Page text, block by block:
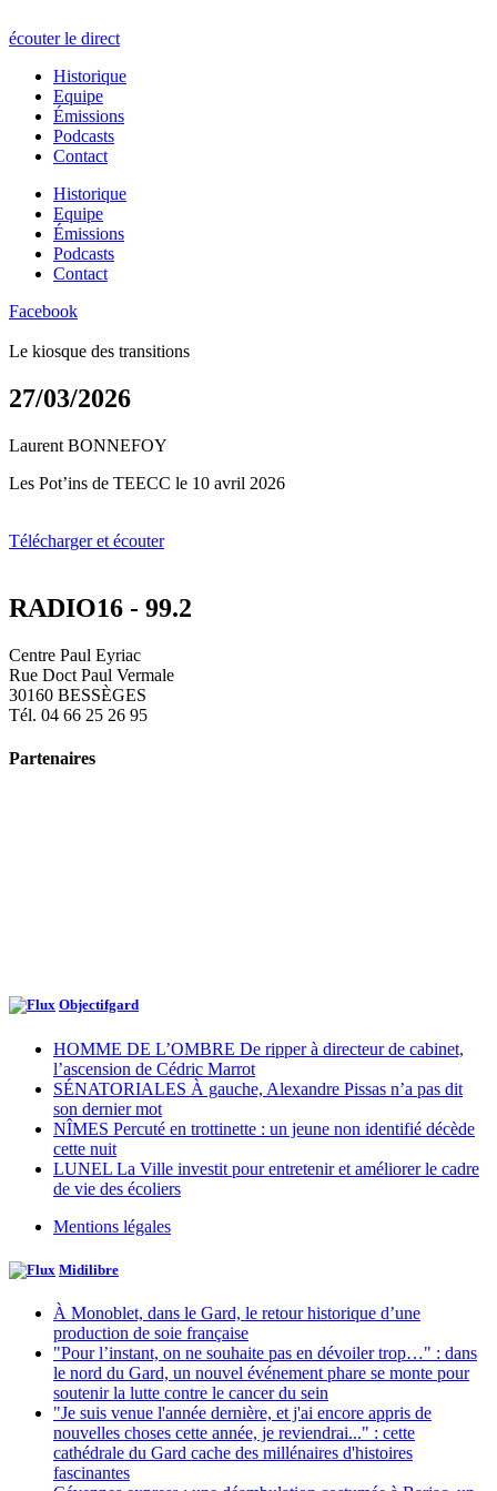
écouter le direct
Historique
Equipe
Émissions
Podcasts
Contact
Historique
Equipe
Émissions
Podcasts
Contact
Facebook
Le kiosque des transitions
27/03/2026
Laurent BONNEFOY
Les Pot’ins de TEECC le 10 avril 2026
Télécharger et écouter
RADIO16 - 99.2
Centre Paul Eyriac
Rue Doct Paul Vermale
30160 BESSÈGES
Tél. 04 66 25 26 95
Partenaires
Objectifgard
HOMME DE L’OMBRE De ripper à directeur de cabinet,
l’ascension de Cédric Marrot
SÉNATORIALES À gauche, Alexandre Pissas n’a pas dit
son dernier mot
NÎMES Percuté en trottinette : un jeune non identifié décède
cette nuit
LUNEL La Ville investit pour entretenir et améliorer le cadre
de vie des écoliers
Mentions légales
Midilibre
À Monoblet, dans le Gard, le retour historique d’une
production de soie française
"Pour l’instant, on ne souhaite pas en dévoiler trop…" : dans
le nord du Gard, un nouvel événement phare se monte pour
soutenir la lutte contre le cancer du sein
"Je suis venue l'année dernière, et j'ai encore appris de
nouvelles choses cette année, je reviendrai..." : cette
cathédrale du Gard cache des millénaires d'histoires
fascinantes